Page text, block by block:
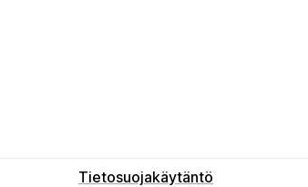
Tietosuojakäytäntö